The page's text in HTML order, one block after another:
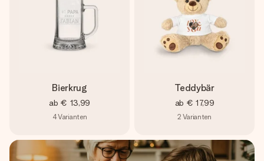
Bierkrug
ab € 13,99
4Varianten
Teddybär
ab € 17,99
2 Varianten